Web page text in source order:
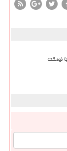
با نیمکت